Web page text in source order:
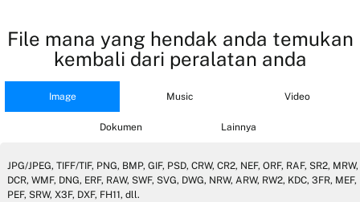
File mana yang hendak anda temukan
kembali dari peralatan anda
Image Music Video
Dokumen Lainnya
JPG/JPEG, TIFF/TIF, PNG, BMP, GIF, PSD, CRW, CR2, NEF, ORF, RAF, SR2, MRW,
DCR, WMF, DNG, ERF, RAW, SWF, SVG, DWG, NRW, ARW, RW2, KDC, 3FR, MEF,
PEF, SRW, X3F, DXF, FH11, dll.